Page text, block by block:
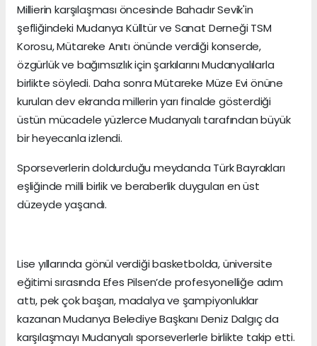
Millierin karşılaşması öncesinde Bahadır Sevik'in
şefliğindeki Mudanya Külltür ve Sanat Derneği TSM
Korosu, Mütareke Anıtı önünde verdiği konserde,
özgürlük ve bağımsızlık için şarkılarını Mudanyalılarla
birlikte söyledi. Daha sonra Mütareke Müze Evi önüne
kurulan dev ekranda millerin yarı finalde gösterdiği
üstün mücadele yüzlerce Mudanyalı tarafından büyük
bir heyecanla izlendi.
Sporseverlerin doldurduğu meydanda Türk Bayrakları
eşliğinde milli birlik ve beraberlik duyguları en üst
düzeyde yaşandı.
Lise yıllarında gönül verdiği basketbolda, üniversite
eğitimi sırasında Efes Pilsen’de profesyonelliğe adım
attı, pek çok başarı, madalya ve şampiyonluklar
kazanan Mudanya Belediye Başkanı Deniz Dalgıç da
karşılaşmayı Mudanyalı sporseverlerle birlikte takip etti.